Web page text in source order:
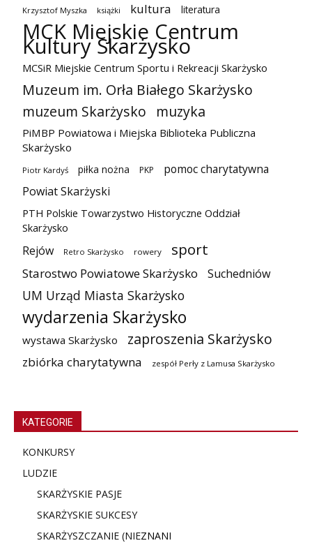
Krzysztof Myszka książki kultura literatura
MCK Miejskie Centrum
Kultury Skarżysko
MCSiR Miejskie Centrum Sportu i Rekreacji Skarżysko
Muzeum im. Orła Białego Skarżysko
muzeum Skarżysko
muzyka
PiMBP Powiatowa i Miejska Biblioteka Publiczna
Skarżysko
Piotr Kardyś piłka nożna PKP
pomoc charytatywna
Powiat Skarżyski
PTH Polskie Towarzystwo Historyczne Oddział
Skarżysko
Rejów Retro Skarżysko rowery sport
Starostwo Powiatowe Skarżysko Suchedniów
UM Urząd Miasta Skarżysko
wydarzenia Skarżysko
wystawa Skarżysko zaproszenia Skarżysko
zbiórka charytatywna zespół Perły z Lamusa Skarżysko
KATEGORIE
KONKURSY
LUDZIE
SKARŻYSKIE PASJE
SKARŻYSKIE SUKCESY
SKARŻYSZCZANIE (NIEZNANI